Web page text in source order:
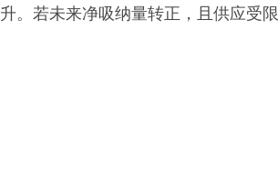
升。若未来净吸纳量转正，且供应受